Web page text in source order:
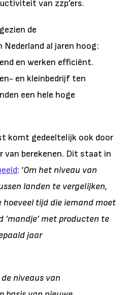
van zzp’ers.
de
al jaren hoog:
en werken efficiënt.
en kleinbedrijf ten
een hele hoge
komt gedeeltelijk ook door
van berekenen. Dit staat in
: ‘Om het niveau van
landen te vergelijken,
hoeveel tijd die iemand moet
‘mandje’ met producten te
jaar
niveaus van